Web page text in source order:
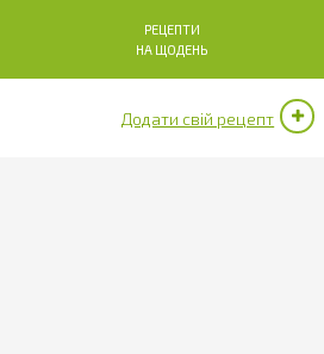
РЕЦЕПТИ
НА ЩОДЕНЬ
Додати свій рецепт